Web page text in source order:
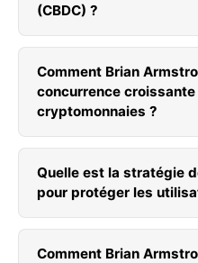
(CBDC) ?
Comment Brian
concurrence
cryptomonnaies ?
Quelle est la stratégie
pour protéger les
Comment Brian